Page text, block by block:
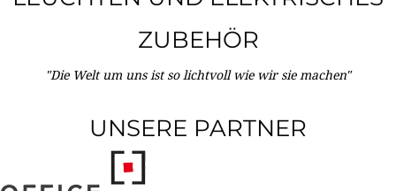
ZUBEHÖR
"Die Welt um uns ist so lichtvoll wie wir sie machen"
UNSERE PARTNER